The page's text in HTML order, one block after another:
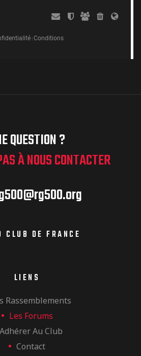
QUESTION ?
À NOUS CONTACTER
CLUB DE FRANCE
LIENS
Rassemblements
Les Forums
Adhérer Au Club
Contact